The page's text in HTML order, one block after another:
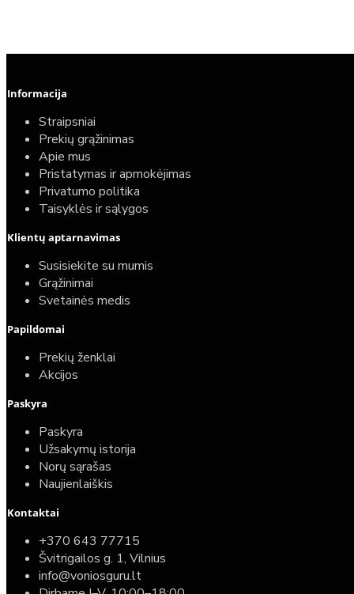
Elektrinio gyvatuko paruošimo paslauga
40,00€
25,00€
Komplektas: Tece potinkinis WC rėmas su baltu
mygtuku + Deante Peonia Rimless klozetas su
Informacija
Straipsniai
Prekių grąžinimas
Apie mus
Pristatymas ir apmokėjimas
Privatumo politika
Taisyklės ir sąlygos
Klientų aptarnavimas
Susisiekite su mumis
Grąžinimai
Svetainės medis
Papildomai
Prekių ženklai
Akcijos
Paskyra
Paskyra
Užsakymų istorija
Norų sąrašas
Naujienlaiškis
Kontaktai
+370 643 77715
Švitrigailos g. 1, Vilnius
info@voniosguru.lt